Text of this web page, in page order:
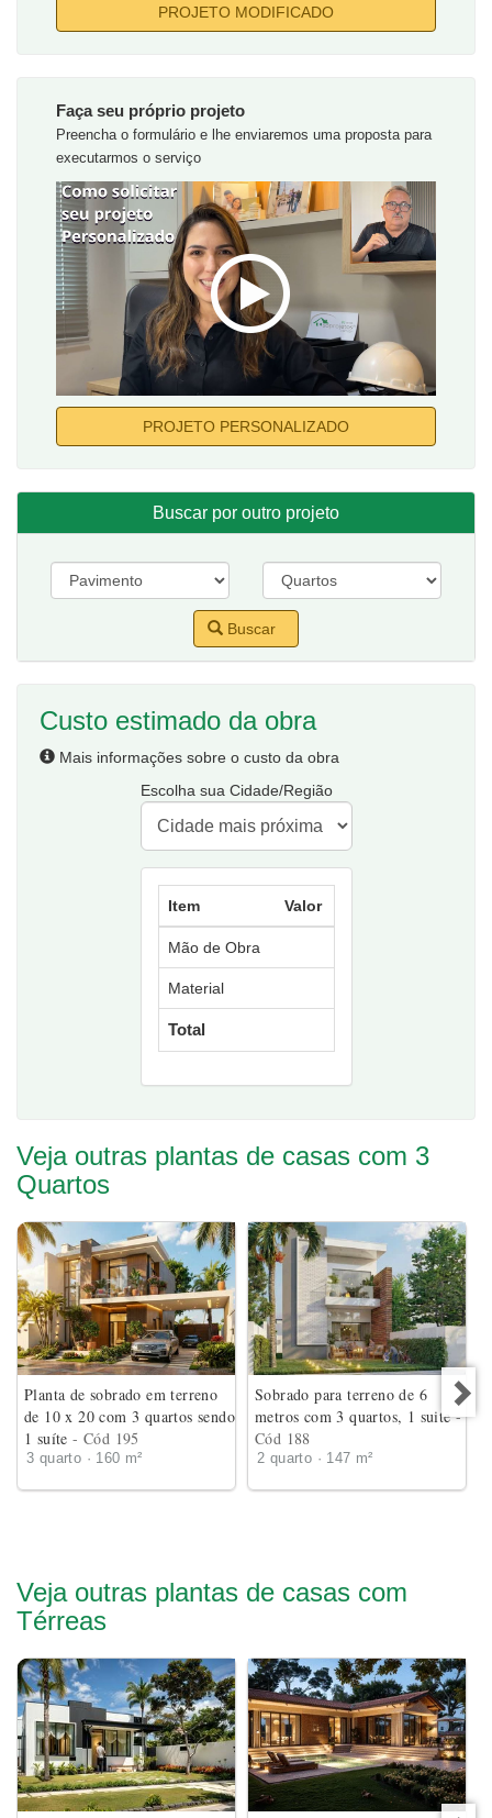
PROJETO MODIFICADO
Faça seu próprio projeto
Preencha o formulário e lhe enviaremos uma proposta para
executarmos o serviço
PROJETO PERSONALIZADO
Buscar por outro projeto
Buscar
Custo estimado da obra
Mais informações sobre o custo da obra
Escolha sua Cidade/Região
Item Valor
Mão de Obra
Material
Total
Veja outras plantas de casas com 3
Quartos
Planta de sobrado em terreno
de 10 x 20 com 3 quartos sendo
1 suíte- Cód 195
3 quarto · 160 m²
Sobrado para terreno de 6
metros com 3 quartos, 1 suite-
Cód 188
2 quarto · 147 m²
Veja outras plantas de casas com
Térreas